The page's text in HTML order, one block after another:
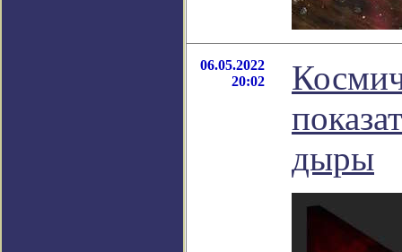
06.05.2022
20:02
дыры